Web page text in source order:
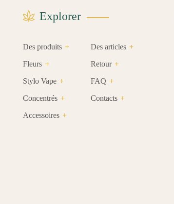
Explorer
Des produits Des articles
Fleurs Retour
Stylo Vape FAQ
Concentrés Contacts
Accessoires